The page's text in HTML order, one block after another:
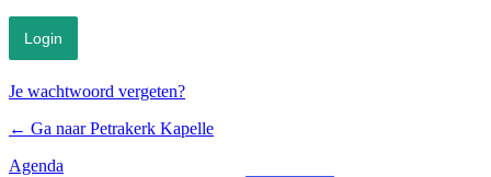
Je wachtwoord vergeten?
← Ga naar Petrakerk Kapelle
Agenda